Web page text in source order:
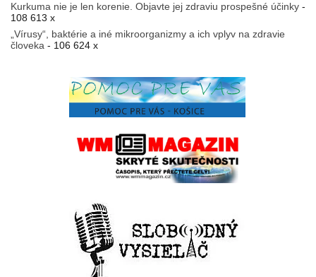
Kurkuma nie je len korenie. Objavte jej zdraviu prospešné účinky -
108 613 x
„Vírusy“, baktérie a iné mikroorganizmy a ich vplyv na zdravie
človeka - 106 624 x